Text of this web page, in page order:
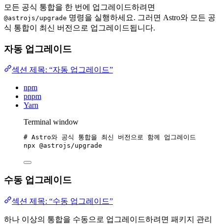
모든 공식 통합을 한 번에 업그레이드하려면
@astrojs/upgrade 명령을 실행하세요. 그러면 Astro와 모든 공
식 통합이 최신 버전으로 업그레이드됩니다.
자동 업그레이드
섹션 제목: “자동 업그레이드”
npm
pnpm
Yarn
Terminal window
# Astro와 공식 통합을 최신 버전으로 함께 업그레이드
npx @astrojs/upgrade
수동 업그레이드
섹션 제목: “수동 업그레이드”
하나 이상의 통합을 수동으로 업그레이드하려면 패키지 관리